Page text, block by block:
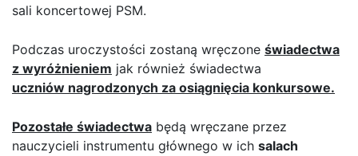
sali koncertowej PSM.
Podczas uroczystości zostaną wręczone świadectwa
z wyróżnieniem jak również świadectwa
uczniów nagrodzonych za osiągnięcia konkursowe.
Pozostałe świadectwa będą wręczane przez
nauczycieli instrumentu głównego w ich salach